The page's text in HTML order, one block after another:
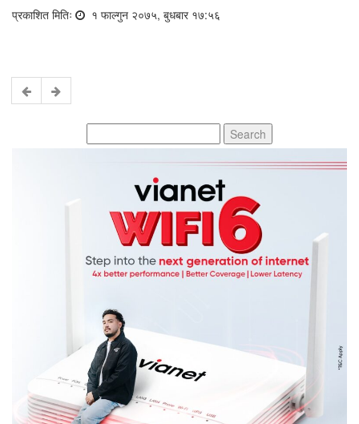
प्रकाशित मितिः १ फाल्गुन २०७५, बुधबार १७:५६
for: